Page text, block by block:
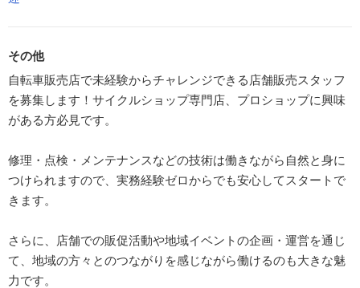
その他
自転車販売店で未経験からチャレンジできる店舗販売スタッフ
を募集します！サイクルショップ専門店、プロショップに興味
がある方必見です。
修理・点検・メンテナンスなどの技術は働きながら自然と身に
つけられますので、実務経験ゼロからでも安心してスタートで
きます。
さらに、店舗での販促活動や地域イベントの企画・運営を通じ
て、地域の方々とのつながりを感じながら働けるのも大きな魅
力です。